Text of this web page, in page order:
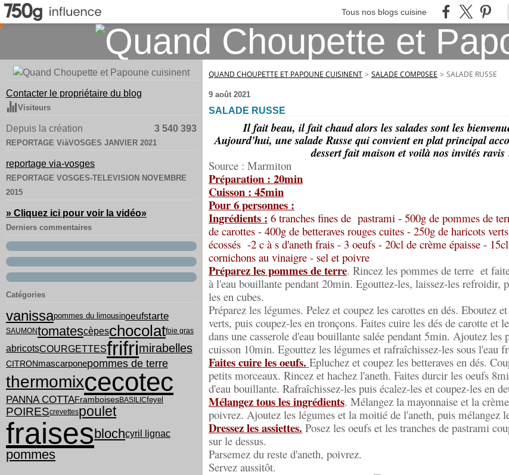
Tous nos blogs cuisine
Contacter le propriétaire du blog
Visiteurs
Depuis la création 3 540 393
REPORTAGE ViàVOSGES JANVIER 2021
reportage via-vosges
REPORTAGE VOSGES-TELEVISION NOVEMBRE
2015
» Cliquez ici pour voir la vidéo»
Derniers commentaires
Catégories
vanissapommes du limousinoeufstarte
SAUMONtomatescèpeschocolatfoie gras
abricotsCOURGETTESfrifrimirabelles
CITRONmascarponepommes de terre
thermomixcecotec
PANNA COTTAFramboisesBASILICfeyel
POIREScrevettespoulet
fraisesblochcyril lignac
pommes
QUAND CHOUPETTE ET PAPOUNE CUISINENT > SALADE COMP0SEE > SALADE RUSSE
9 août 2021
SALADE RUSSE
Il fait beau, il fait chaud alors les salades sont les
Aujourd'hui, une salade Russe qui convient en plat principal
dessert fait maison et voilà nos invités ravis
Source : Marmiton
Préparation : 20min
Cuisson : 45min
Pour 6 personnes :
Ingrédients : 6 tranches fines de pastrami - 500g de pommes de
de carottes - 400g de betteraves rouges cuites - 250g de haricots
écossés -2 c à s d'aneth frais - 3 oeufs - 20cl de crème épaisse -
cornichons au vinaigre - sel et poivre
Préparez les pommes de terre. Rincez les pommes de terre et
à l'eau bouillante pendant 20min. Egouttez-les, laissez-les refroidir,
les en cubes.
Préparez les légumes. Pelez et coupez les carottes en dés. Eboutez
verts, puis coupez-les en tronçons. Faites cuire les dés de carotte et
dans une casserole d'eau bouillante salée pendant 5min. Ajoutez les
cuisson 10min. Egouttez les légumes et rafraîchissez-les sous l'eau
Faites cuire les oeufs. Epluchez et coupez les betteraves en dés.
petits morceaux. Rincez et hachez l'aneth. Faites durcir les oeufs
d'eau bouillante. Rafraîchissez-les puis écalez-les et coupez-les en
Mélangez tous les ingrédients. Mélangez la mayonnaise et la
poivrez. Ajoutez les légumes et la moitié de l'aneth, puis mélangez
Dressez les assiettes. Posez les oeufs et les tranches de pastrami
sur le dessus.
Parsemez du reste d'aneth, poivrez.
Servez aussitôt.